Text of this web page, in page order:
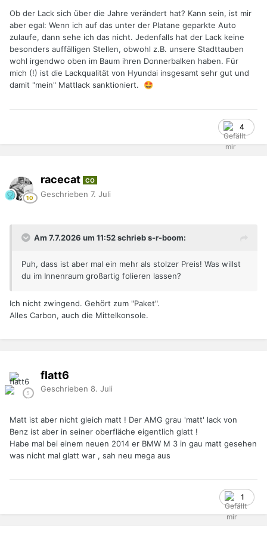
Ob der Lack sich über die Jahre verändert hat? Kann sein, ist mir
aber egal: Wenn ich auf das unter der Platane geparkte Auto
zulaufe, dann sehe ich das nicht. Jedenfalls hat der Lack keine
besonders auffälligen Stellen, obwohl z.B. unsere Stadttauben
wohl irgendwo oben im Baum ihren Donnerbalken haben. Für
mich (!) ist die Lackqualität von Hyundai insgesamt sehr gut und
damit "mein" Mattlack sanktioniert. 🤩
4
racecat CO
Geschrieben 7. Juli
Am 7.7.2026 um 11:52 schrieb s-r-boom:
Puh, dass ist aber mal ein mehr als stolzer Preis! Was willst
du im Innenraum großartig folieren lassen?
Ich nicht zwingend. Gehört zum "Paket".
Alles Carbon, auch die Mittelkonsole.
flatt6
Geschrieben 8. Juli
Matt ist aber nicht gleich matt ! Der AMG grau 'matt' lack von
Benz ist aber in seiner oberfläche eigentlich glatt !
Habe mal bei einem neuen 2014 er BMW M 3 in gau matt gesehen
was nicht mal glatt war , sah neu mega aus
1